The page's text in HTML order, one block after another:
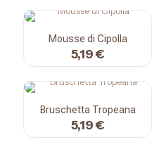
Mousse di Cipolla
5,19€
Bruschetta Tropeana
5,19€